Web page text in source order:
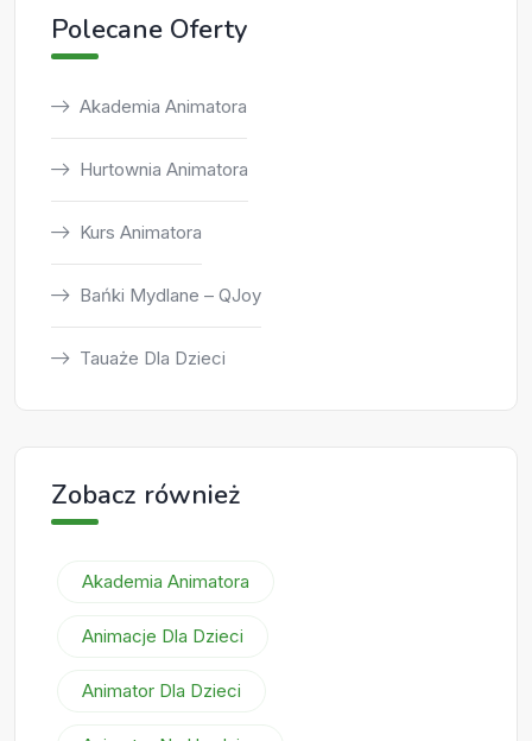
Polecane Oferty
Akademia Animatora
Hurtownia Animatora
Kurs Animatora
Bańki Mydlane – QJoy
Tauaże Dla Dzieci
Zobacz również
Akademia Animatora
Animacje Dla Dzieci
Animator Dla Dzieci